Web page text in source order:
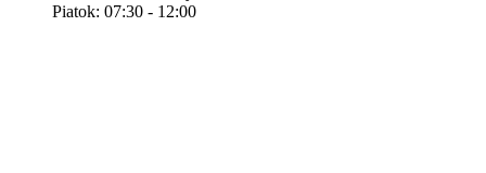
Piatok: 07:30 - 12:00